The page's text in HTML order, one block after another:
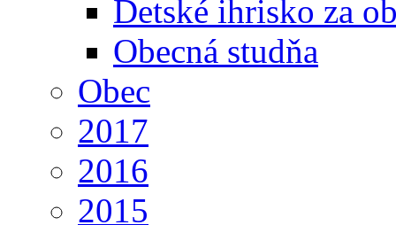
Detské ihrisko za
Obecná studňa
Obec
2017
2016
2015